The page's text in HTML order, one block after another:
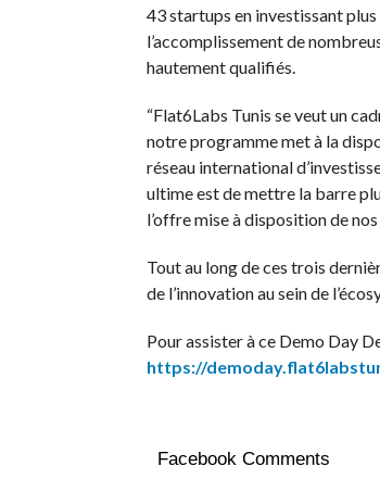
43 startups en investissant
l’accomplissement de
hautement qualifiés.
“Flat6Labs Tunis se veut un
notre programme met à la
réseau international
ultime est de mettre la barre
l’offre mise à disposition de
Tout au long de ces trois
de l’innovation au sein de
Pour assister à ce Demo Day
https://
Facebook Comments